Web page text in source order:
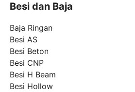
Besi dan Baja
Baja Ringan
Besi AS
Besi Beton
Besi CNP
Besi H Beam
Besi Hollow